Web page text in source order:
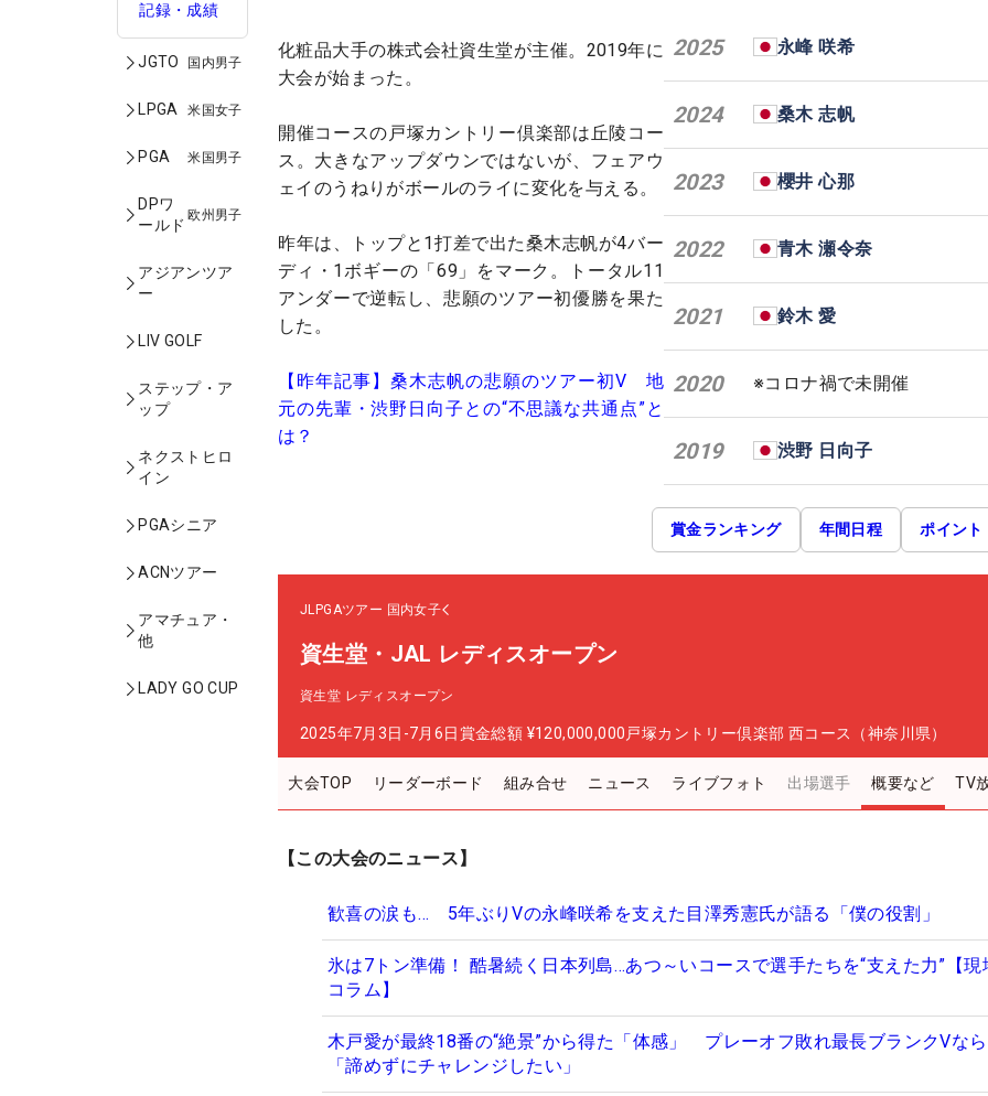
記録・成績
JGTO 国内男子
LPGA 米国女子
PGA 米国男子
DPワ
ールド
欧州男子
アジアンツア
ー
LIV GOLF
ステップ・ア
ップ
ネクストヒロ
イン
PGAシニア
ACNツアー
アマチュア・
他
LADY GO CUP
化粧品大手の株式会社資生堂が主催。2019年に
大会が始まった。
開催コースの戸塚カントリー倶楽部は丘陵コー
ス。大きなアップダウンではないが、フェアウ
ェイのうねりがボールのライに変化を与える。
昨年は、トップと1打差で出た桑木志帆が4バー
ディ・1ボギーの「69」をマーク。トータル11
アンダーで逆転し、悲願のツアー初優勝を果た
した。
【昨年記事】桑木志帆の悲願のツアー初V 地
元の先輩・渋野日向子との“不思議な共通点”と
は？
2025 永峰 咲希
2024 桑木 志帆
2023 櫻井 心那
2022 青木 瀬令奈
2021 鈴木 愛
2020 ※コロナ禍で未開催
2019 渋野 日向子
賞金ランキング 年間日程 ポイント
JLPGAツアー 国内女子
資生堂・JAL レディスオープン
資生堂 レディスオープン
2025年7月3日-7月6日賞金総額 ¥120,000,000 戸塚カントリー倶楽部 西コース（神奈川県）
大会TOP リーダーボード 組み合せ ニュース ライブフォト 出場選手 概要など TV
【この大会のニュース】
歓喜の涙も… 5年ぶりVの永峰咲希を支えた目澤秀憲氏が語る「僕の役割」
氷は7トン準備！ 酷暑続く日本列島…あつ～いコースで選手たちを“支えた力”【現
コラム】
木戸愛が最終18番の“絶景”から得た「体感」 プレーオフ敗れ最長ブランクVな
「諦めずにチャレンジしたい」